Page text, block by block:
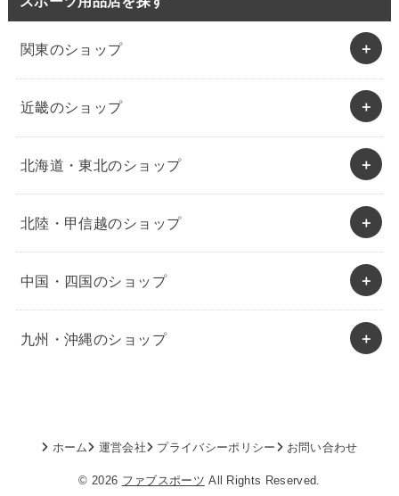
関東のショップ
近畿のショップ
北海道・東北のショップ
北陸・甲信越のショップ
中国・四国のショップ
九州・沖縄のショップ
ホーム 運営会社 プライバシーポリシー お問い合わせ
© 2026 ファブスポーツ All Rights Reserved.